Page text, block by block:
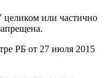
целиком или частично
РБ от 27 июля 2015